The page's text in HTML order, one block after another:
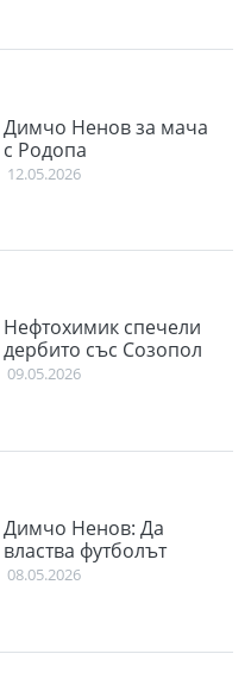
Димчо Ненов за мача
с Родопа
12.05.2026
Нефтохимик спечели
дербито със Созопол
09.05.2026
Димчо Ненов: Да
властва футболът
08.05.2026